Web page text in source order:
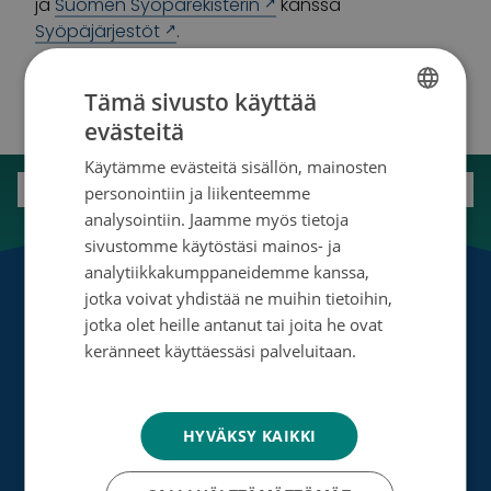
Syöpäjärjestöt
.
Etusivu»Uutinen»Huippututkimuksen tukijoiden
tutkijatapaaminen
SWEDISH
Tämä sivusto käyttää
evästeitä
Käytämme evästeitä sisällön, mainosten
personointiin ja liikenteemme
analysointiin. Jaamme myös tietoja
sivustomme käytöstäsi mainos- ja
analytiikkakumppaneidemme kanssa,
jotka voivat yhdistää ne muihin tietoihin,
jotka olet heille antanut tai joita he ovat
keränneet käyttäessäsi palveluitaan.
HYVÄKSY KAIKKI